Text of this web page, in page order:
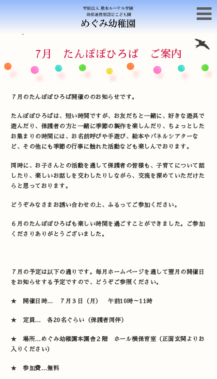
7月 たんぽぽひろば ご案内
７月のたんぽぽひろば開催ののお知らせです。
たんぽぽひろばは、短い時間ですが、お友だちと一緒に、好きな遊具で
遊んだり、保護者の方と一緒に季節の製作を楽しんだり、ちょっとした
お集まりの時間には、お名前呼びや手遊び、絵本やパネルシアターな
ど、その他にも季節の行事に触れた活動なども楽しんでおります。
同時に、お子さんとの活動を通して保護者の皆様も、子育てについて話
したり、楽しいお話しを交わしたりしながら、交流を深めていただけた
らと思っております。
どうぞみなさまお誘い合わせの上、ふるってご参加ください。
６月のたんぽぽひろばも楽しい時間を過ごすことができました。ご参加
くださりありがとうございました。
７月の予定は以下の通りです。毎月ホームページを通して翌月の開催日
をお知らせする予定ですので、どうぞご参照ください。
★ 開催日時… ７月３日（月） 午前10時～11時
★ 定員… 各20名ぐらい（保護者同伴）
★ 場所…めぐみ幼稚園本園舎２階 ホール横保育室（正面玄関よりお
入りください）
★ 参加費…無料